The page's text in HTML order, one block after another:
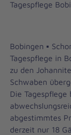
Tagespflege
Bobingen ▪
Tagespflege in
zu den
Schwaben
Die
abgestimmtes
derzeit nur 18